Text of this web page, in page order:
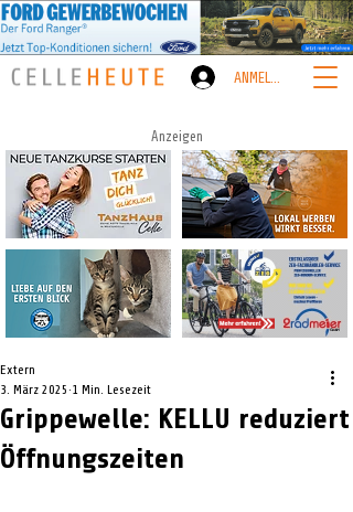
ANMELDEN
Anzeigen
Grippewelle: KELLU reduziert
Öffnungszeiten
Extern
3. März 2025 1 Min. Lesezeit